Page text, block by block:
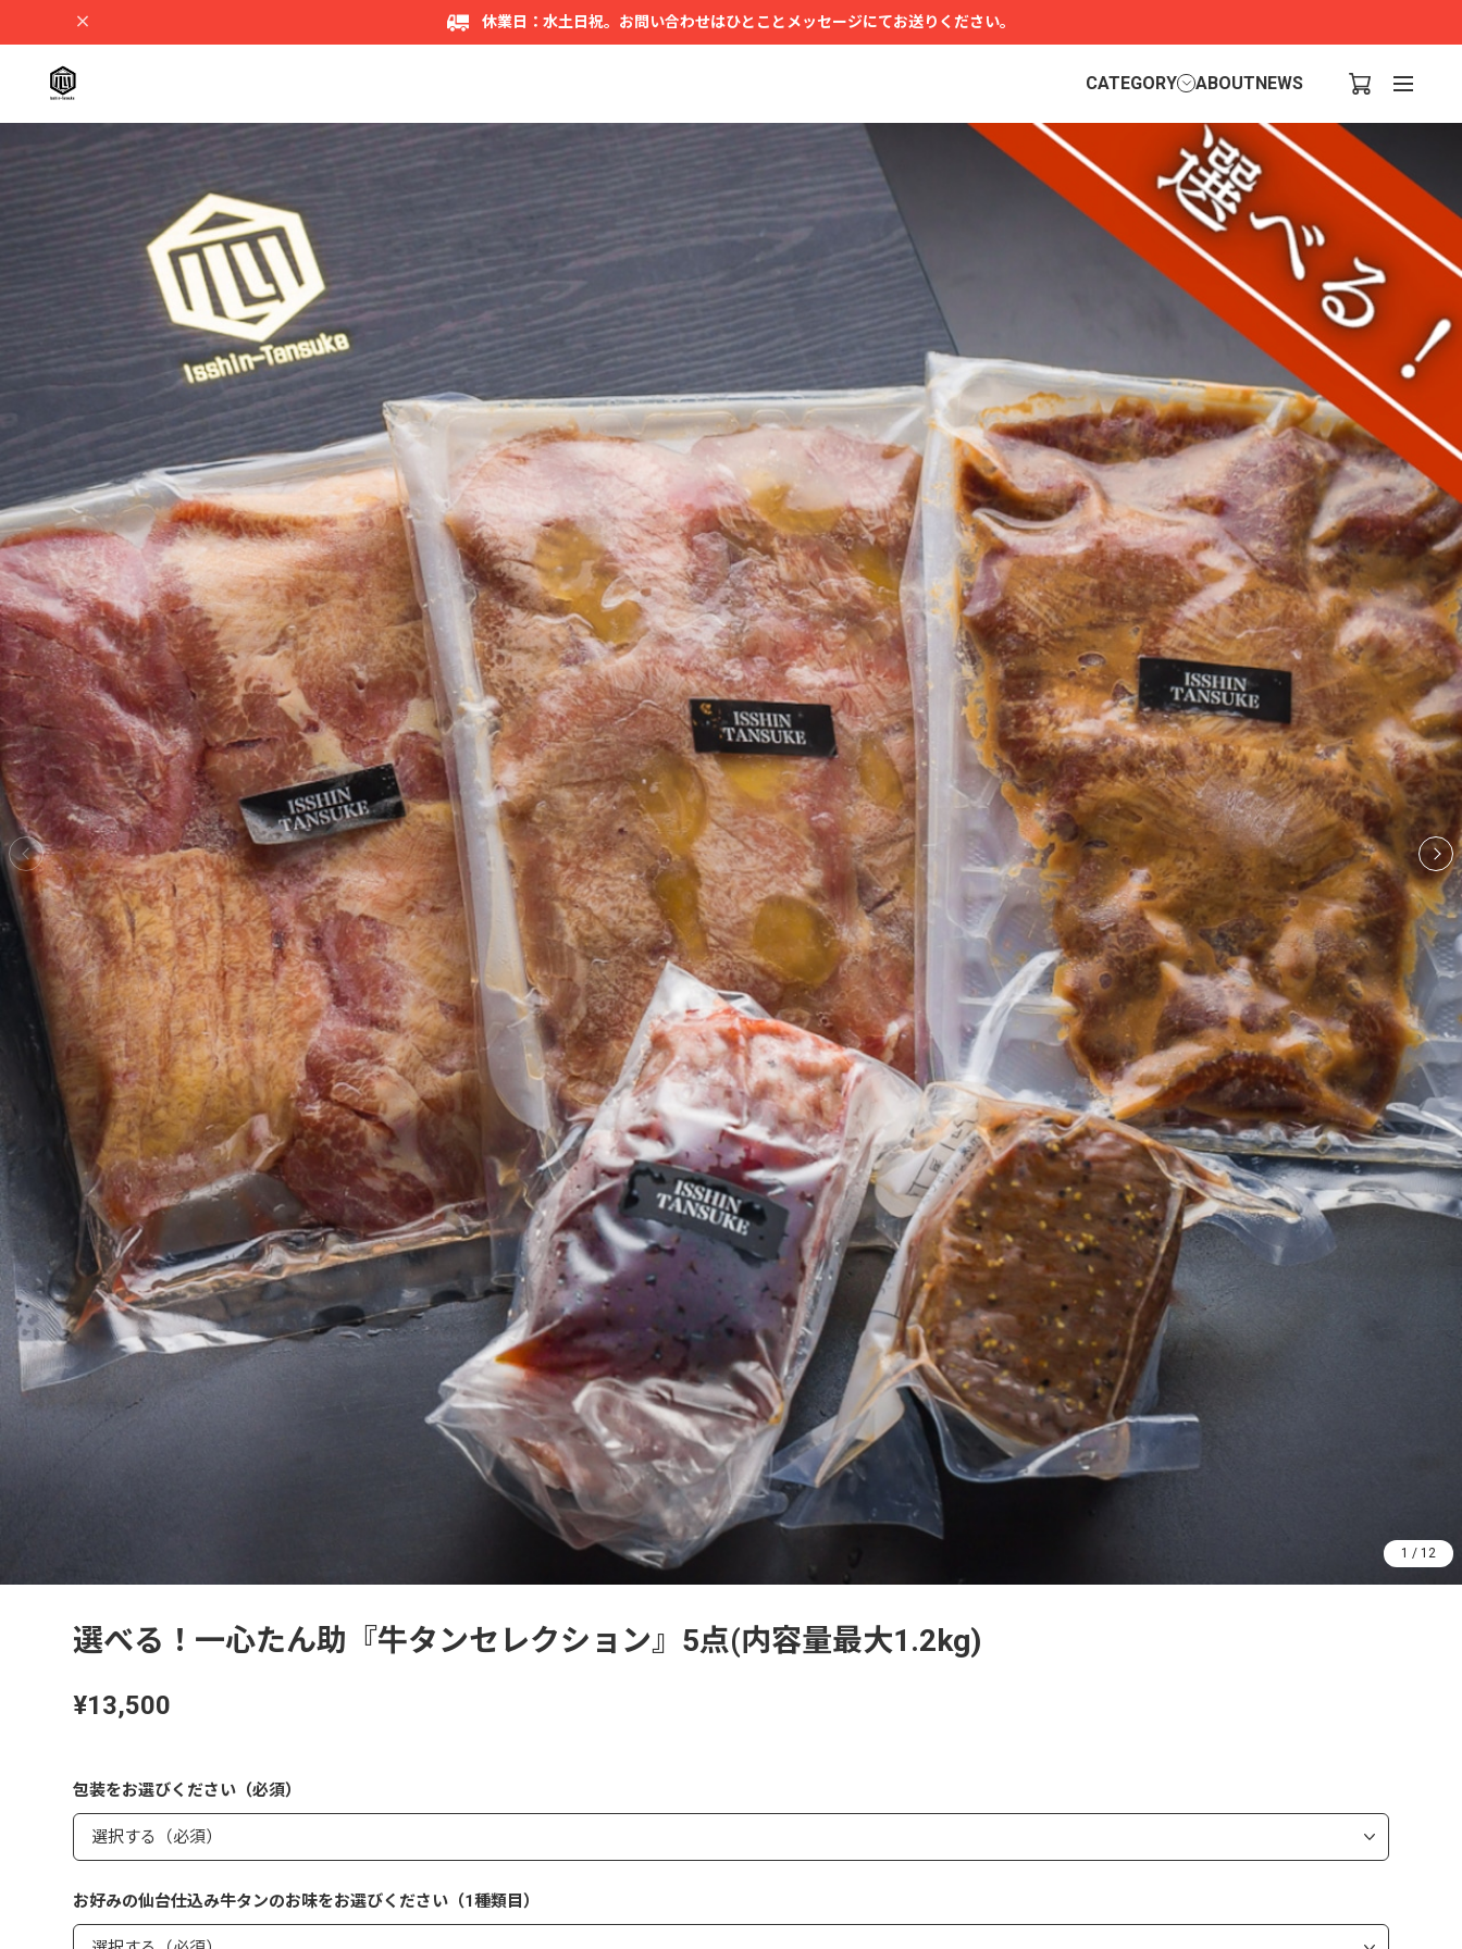
休業日：水土日祝。お問い合わせはひとことメッセージにてお送りください。
CATEGORY ABOUTNEWS
1 / 12
選べる！一心たん助『牛タンセレクション』5点(内容量最大1.2kg)
¥13,500
包装をお選びください（必須）
お好みの仙台仕込み牛タンのお味をお選びください（1種類目）